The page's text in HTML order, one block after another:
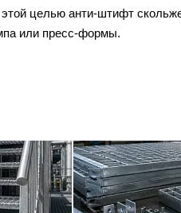
целью анти-штифт
или пресс-формы.